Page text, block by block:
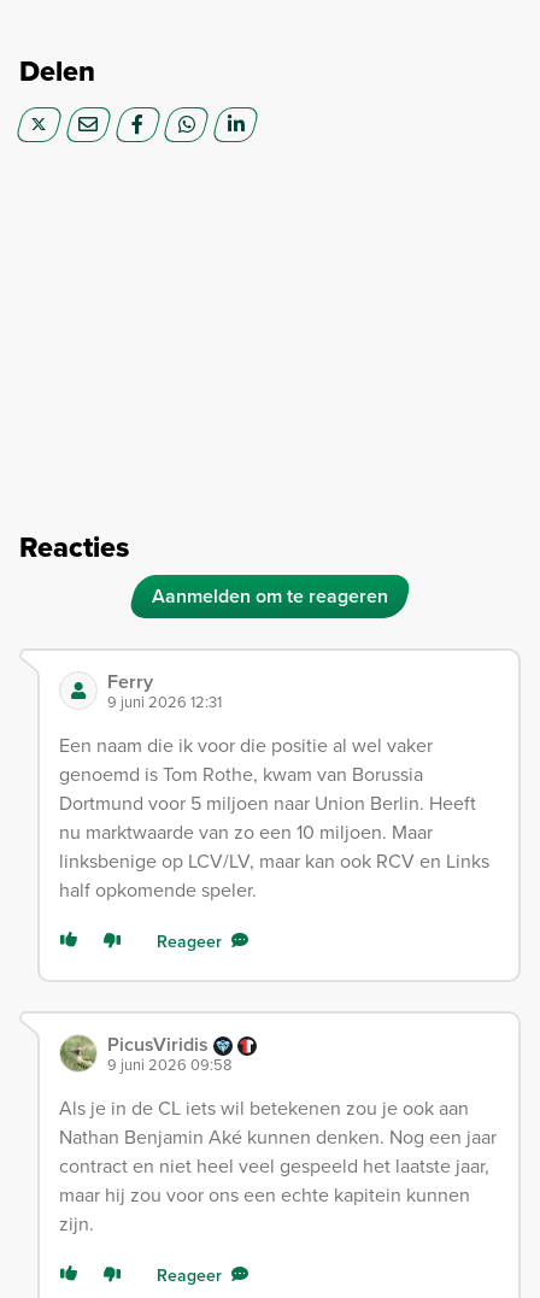
Delen
Reacties
Aanmelden om te reageren
Ferry
9 juni 2026 12:31
Een naam die ik voor die positie al wel vaker
genoemd is Tom Rothe, kwam van Borussia
Dortmund voor 5 miljoen naar Union Berlin. Heeft
nu marktwaarde van zo een 10 miljoen. Maar
linksbenige op LCV/LV, maar kan ook RCV en Links
half opkomende speler.
Reageer
PicusViridis
9 juni 2026 09:58
Als je in de CL iets wil betekenen zou je ook aan
Nathan Benjamin Aké kunnen denken. Nog een jaar
contract en niet heel veel gespeeld het laatste jaar,
maar hij zou voor ons een echte kapitein kunnen
zijn.
Reageer